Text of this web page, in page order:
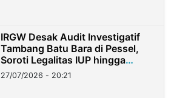
IRGW Desak Audit Investigatif
Tambang Batu Bara di Pessel,
Soroti Legalitas IUP hingga
Stockpile
27/07/2026 - 20:21